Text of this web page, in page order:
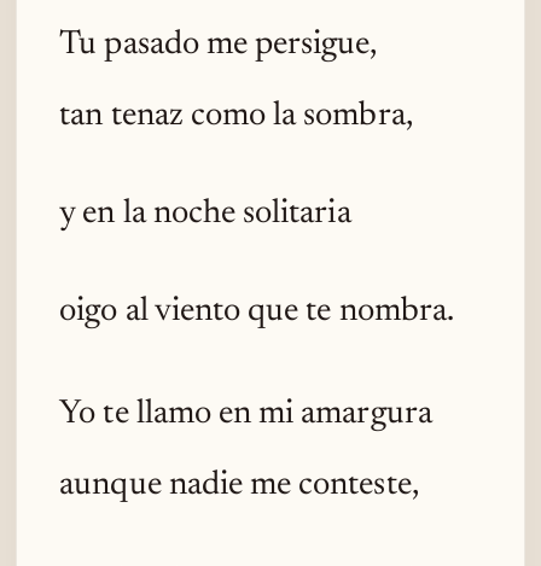
Tu pasado me persigue,
tan tenaz como la sombra,
y en la noche solitaria
oigo al viento que te nombra.
Yo te llamo en mi amargura
aunque nadie me conteste,